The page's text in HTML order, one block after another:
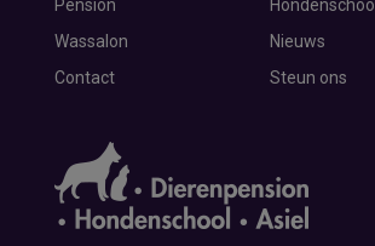
Pension
Hondenschool
Wassalon
Nieuws
Contact
Steun ons